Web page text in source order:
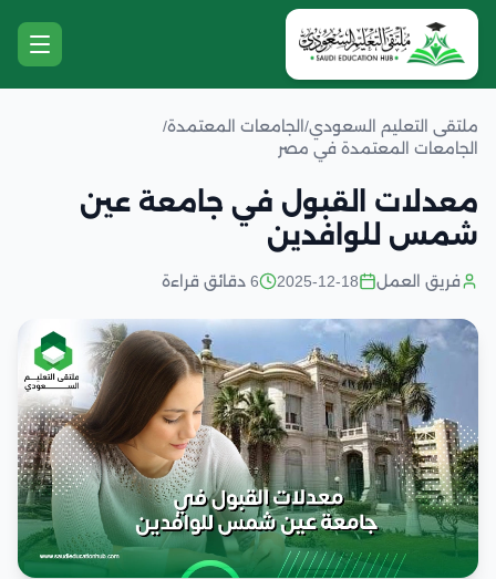
ملتقى التعليم السعودي/ الجامعات المعتمدة/
الجامعات المعتمدة في مصر
معدلات القبول في جامعة عين
شمس للوافدين
فريق العمل 2025-12-18 6 دقائق قراءة